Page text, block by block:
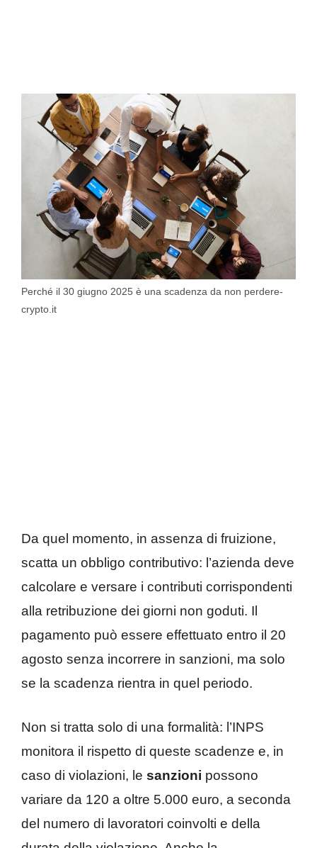
Perché il 30 giugno 2025 è una scadenza da non perdere-
crypto.it
Da quel momento, in assenza di fruizione,
scatta un obbligo contributivo: l’azienda deve
calcolare e versare i contributi corrispondenti
alla retribuzione dei giorni non goduti. Il
pagamento può essere effettuato entro il 20
agosto senza incorrere in sanzioni, ma solo
se la scadenza rientra in quel periodo.
Non si tratta solo di una formalità: l’INPS
monitora il rispetto di queste scadenze e, in
caso di violazioni, le sanzioni possono
variare da 120 a oltre 5.000 euro, a seconda
del numero di lavoratori coinvolti e della